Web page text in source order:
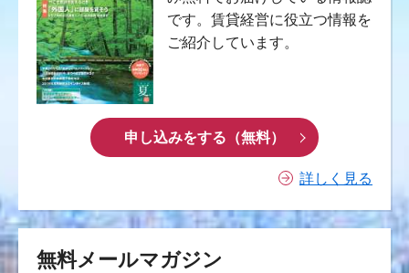
です。賃貸経営に役立つ情報を
ご紹介しています。
申し込みをする（無料）
詳しく見る
無料メールマガジン